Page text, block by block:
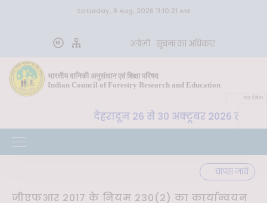
Saturday, 8 Aug, 2026 11:10:21 AM
अंग्रेज़ी सूचना का अधिकार
भारतीय वानिकी अनुसंधान एवं शिक्षा परिषद
Indian Council of Forestry Research and Education
वेब ईमेल
भा. वा. अ. शि. प. , देहरादून 26 से 30 अक्टूबर 2026 तक
वापस जायें
जीएफआर 2017 के नियम 230(2) का कार्यान्वयन